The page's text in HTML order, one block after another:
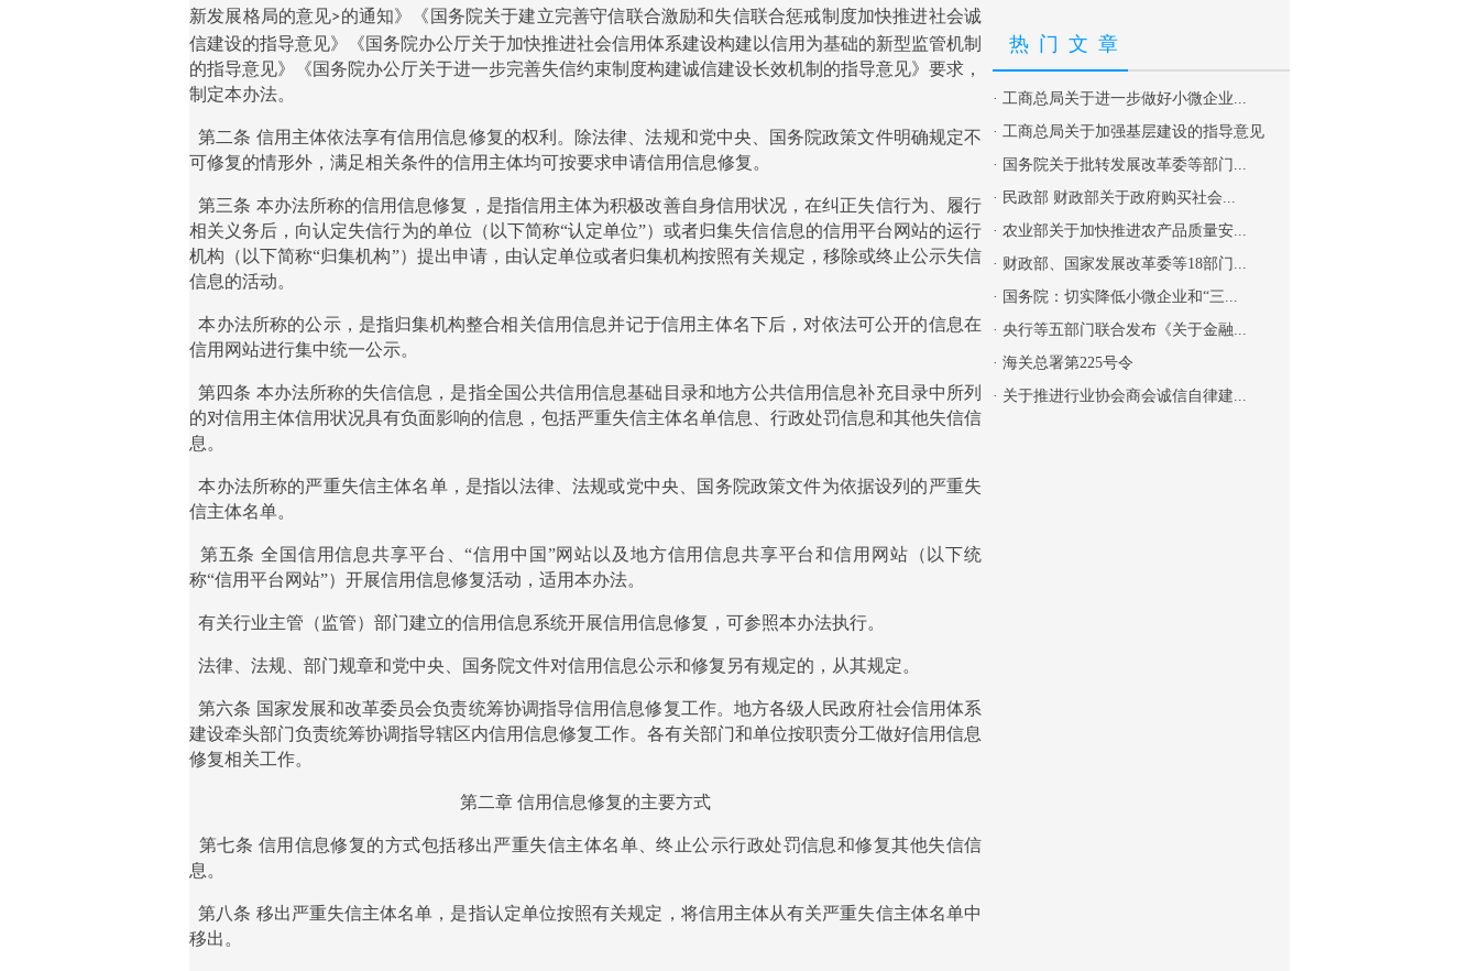
新发展格局的意见>的通知》《国务院关于建立完善守信联合激励和失信联合惩戒制度加快推进社会诚
信建设的指导意见》《国务院办公厅关于加快推进社会信用体系建设构建以信用为基础的新型监管机制
的指导意见》《国务院办公厅关于进一步完善失信约束制度构建诚信建设长效机制的指导意见》要求，
制定本办法。
第二条 信用主体依法享有信用信息修复的权利。除法律、法规和党中央、国务院政策文件明确规定不
可修复的情形外，满足相关条件的信用主体均可按要求申请信用信息修复。
第三条 本办法所称的信用信息修复，是指信用主体为积极改善自身信用状况，在纠正失信行为、履行
相关义务后，向认定失信行为的单位（以下简称“认定单位”）或者归集失信信息的信用平台网站的运行
机构（以下简称“归集机构”）提出申请，由认定单位或者归集机构按照有关规定，移除或终止公示失信
信息的活动。
本办法所称的公示，是指归集机构整合相关信用信息并记于信用主体名下后，对依法可公开的信息在
信用网站进行集中统一公示。
第四条 本办法所称的失信信息，是指全国公共信用信息基础目录和地方公共信用信息补充目录中所列
的对信用主体信用状况具有负面影响的信息，包括严重失信主体名单信息、行政处罚信息和其他失信信
息。
本办法所称的严重失信主体名单，是指以法律、法规或党中央、国务院政策文件为依据设列的严重失
信主体名单。
第五条 全国信用信息共享平台、“信用中国”网站以及地方信用信息共享平台和信用网站（以下统
称“信用平台网站”）开展信用信息修复活动，适用本办法。
有关行业主管（监管）部门建立的信用信息系统开展信用信息修复，可参照本办法执行。
法律、法规、部门规章和党中央、国务院文件对信用信息公示和修复另有规定的，从其规定。
第六条 国家发展和改革委员会负责统筹协调指导信用信息修复工作。地方各级人民政府社会信用体系
建设牵头部门负责统筹协调指导辖区内信用信息修复工作。各有关部门和单位按职责分工做好信用信息
修复相关工作。
第二章 信用信息修复的主要方式
第七条 信用信息修复的方式包括移出严重失信主体名单、终止公示行政处罚信息和修复其他失信信
息。
第八条 移出严重失信主体名单，是指认定单位按照有关规定，将信用主体从有关严重失信主体名单中
移出。
热门文章
· 工商总局关于进一步做好小微企业...
· 工商总局关于加强基层建设的指导意见
· 国务院关于批转发展改革委等部门...
· 民政部 财政部关于政府购买社会...
· 农业部关于加快推进农产品质量安...
· 财政部、国家发展改革委等18部门...
· 国务院：切实降低小微企业和“三...
· 央行等五部门联合发布《关于金融...
· 海关总署第225号令
· 关于推进行业协会商会诚信自律建...